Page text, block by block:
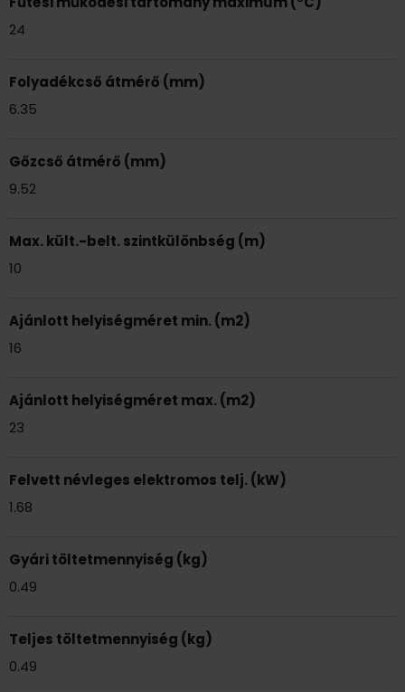
24
Folyadékcső átmérő (mm)
6.35
Gőzcső átmérő (mm)
9.52
Max. kült.-belt. szintkülönbség (m)
10
Ajánlott helyiségméret min. (m2)
16
Ajánlott helyiségméret max. (m2)
23
Felvett névleges elektromos telj. (kW)
1.68
Gyári töltetmennyiség (kg)
0.49
Teljes töltetmennyiség (kg)
0.49